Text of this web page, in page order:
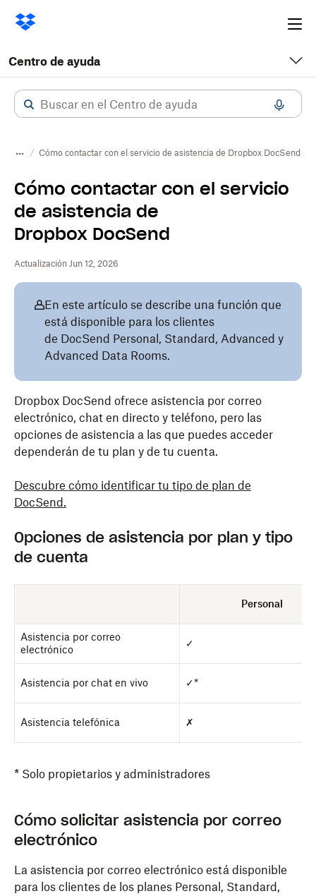
Centro de ayuda
Cómo contactar con el servicio de asistencia de Dropbox DocSend
Cómo contactar con el servicio
de asistencia de
Dropbox DocSend
Actualización Jun 12, 2026
En este artículo se describe una función que
está disponible para los clientes
de DocSend Personal, Standard, Advanced y
Advanced Data Rooms.
Dropbox DocSend ofrece asistencia por correo
electrónico, chat en directo y teléfono, pero las
opciones de asistencia a las que puedes acceder
dependerán de tu plan y de tu cuenta.
Descubre cómo identificar tu tipo de plan de
DocSend.
Opciones de asistencia por plan y tipo
de cuenta
Personal
Asistencia por correo
electrónico
✓
Asistencia por chat en vivo ✓*
Asistencia telefónica ✗
* Solo propietarios y administradores
Cómo solicitar asistencia por correo
electrónico
La asistencia por correo electrónico está disponible
para los clientes de los planes Personal, Standard,